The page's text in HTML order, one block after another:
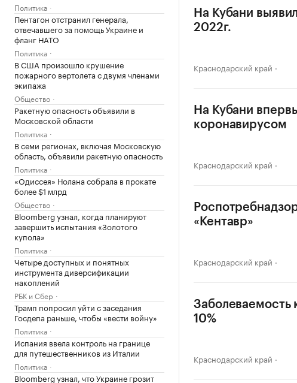
Политика
Пентагон отстранил генерала,
отвечавшего за помощь Украине и
фланг НАТО
Политика
В США произошло крушение
пожарного вертолета с двумя членами
экипажа
Общество
Ракетную опасность объявили в
Московской области
Политика
В семи регионах, включая Московскую
область, объявили ракетную опасность
Политика
«Одиссея» Нолана собрала в прокате
более $1 млрд
Общество
Bloomberg узнал, когда планируют
завершить испытания «Золотого
купола»
Политика
Четыре доступных и понятных
инструмента диверсификации
накоплений
РБК и Сбер
Трамп попросил уйти с заседания
Госдепа раньше, чтобы «вести войну»
Политика
Испания ввела контроль на границе
для путешественников из Италии
Политика
Bloomberg узнал, что Украине грозит
На Кубани
2022г.
Краснодарский край
На Кубани
коронавирусом
Краснодарский край
«Кентавр»
Краснодарский край
Заболеваемость
10%
Краснодарский край